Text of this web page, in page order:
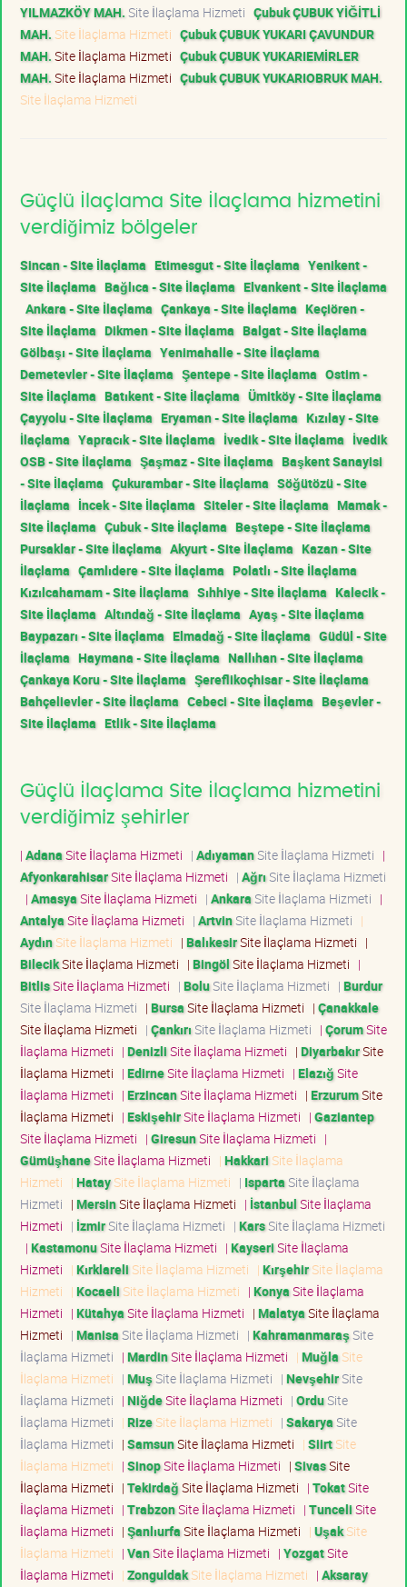
YILMAZKÖY MAH. Site İlaçlama Hizmeti Çubuk ÇUBUK YİĞİTLİ
MAH. Site İlaçlama Hizmeti Çubuk ÇUBUK YUKARI ÇAVUNDUR
MAH. Site İlaçlama Hizmeti Çubuk ÇUBUK YUKARIEMİRLER
MAH. Site İlaçlama Hizmeti Çubuk ÇUBUK YUKARIOBRUK MAH.
Site İlaçlama Hizmeti
Güçlü İlaçlama Site İlaçlama hizmetini
verdiğimiz bölgeler
Sincan - Site İlaçlama Etimesgut - Site İlaçlama Yenikent -
Site İlaçlama Bağlıca - Site İlaçlama Elvankent - Site İlaçlama
Ankara - Site İlaçlama Çankaya - Site İlaçlama Keçiören -
Site İlaçlama Dikmen - Site İlaçlama Balgat - Site İlaçlama
Gölbaşı - Site İlaçlama Yenimahalle - Site İlaçlama
Demetevler - Site İlaçlama Şentepe - Site İlaçlama Ostim -
Site İlaçlama Batıkent - Site İlaçlama Ümitköy - Site İlaçlama
Çayyolu - Site İlaçlama Eryaman - Site İlaçlama Kızılay - Site
İlaçlama Yapracık - Site İlaçlama İvedik - Site İlaçlama İvedik
OSB - Site İlaçlama Şaşmaz - Site İlaçlama Başkent Sanayisi
- Site İlaçlama Çukurambar - Site İlaçlama Söğütözü - Site
İlaçlama İncek - Site İlaçlama Siteler - Site İlaçlama Mamak -
Site İlaçlama Çubuk - Site İlaçlama Beştepe - Site İlaçlama
Pursaklar - Site İlaçlama Akyurt - Site İlaçlama Kazan - Site
İlaçlama Çamlıdere - Site İlaçlama Polatlı - Site İlaçlama
Kızılcahamam - Site İlaçlama Sıhhiye - Site İlaçlama Kalecik -
Site İlaçlama Altındağ - Site İlaçlama Ayaş - Site İlaçlama
Baypazarı - Site İlaçlama Elmadağ - Site İlaçlama Güdül - Site
İlaçlama Haymana - Site İlaçlama Nallıhan - Site İlaçlama
Çankaya Koru - Site İlaçlama Şereflikoçhisar - Site İlaçlama
Bahçelievler - Site İlaçlama Cebeci - Site İlaçlama Beşevler -
Site İlaçlama Etlik - Site İlaçlama
Güçlü İlaçlama Site İlaçlama hizmetini
verdiğimiz şehirler
| AdanaSite İlaçlama Hizmeti | AdıyamanSite İlaçlama Hizmeti |
AfyonkarahisarSite İlaçlama Hizmeti | AğrıSite İlaçlama Hizmeti
| AmasyaSite İlaçlama Hizmeti | AnkaraSite İlaçlama Hizmeti |
AntalyaSite İlaçlama Hizmeti | ArtvinSite İlaçlama Hizmeti |
AydınSite İlaçlama Hizmeti | BalıkesirSite İlaçlama Hizmeti |
BilecikSite İlaçlama Hizmeti | BingölSite İlaçlama Hizmeti |
BitlisSite İlaçlama Hizmeti | BoluSite İlaçlama Hizmeti | Burdur
Site İlaçlama Hizmeti | BursaSite İlaçlama Hizmeti | Çanakkale
Site İlaçlama Hizmeti | ÇankırıSite İlaçlama Hizmeti | ÇorumSite
İlaçlama Hizmeti | DenizliSite İlaçlama Hizmeti | DiyarbakırSite
İlaçlama Hizmeti | EdirneSite İlaçlama Hizmeti | ElazığSite
İlaçlama Hizmeti | ErzincanSite İlaçlama Hizmeti | ErzurumSite
İlaçlama Hizmeti | EskişehirSite İlaçlama Hizmeti | Gaziantep
Site İlaçlama Hizmeti | GiresunSite İlaçlama Hizmeti |
GümüşhaneSite İlaçlama Hizmeti | Hakkari Site İlaçlama
Hizmeti | HataySite İlaçlama Hizmeti | IspartaSite İlaçlama
Hizmeti | MersinSite İlaçlama Hizmeti | İstanbulSite İlaçlama
Hizmeti | İzmirSite İlaçlama Hizmeti | KarsSite İlaçlama Hizmeti
| KastamonuSite İlaçlama Hizmeti | KayseriSite İlaçlama
Hizmeti | Kırklareli Site İlaçlama Hizmeti | KırşehirSite İlaçlama
Hizmeti | Kocaeli Site İlaçlama Hizmeti | KonyaSite İlaçlama
Hizmeti | KütahyaSite İlaçlama Hizmeti | MalatyaSite İlaçlama
Hizmeti | ManisaSite İlaçlama Hizmeti | KahramanmaraşSite
İlaçlama Hizmeti | MardinSite İlaçlama Hizmeti | Muğla Site
İlaçlama Hizmeti | MuşSite İlaçlama Hizmeti | NevşehirSite
İlaçlama Hizmeti | NiğdeSite İlaçlama Hizmeti | OrduSite
İlaçlama Hizmeti | RizeSite İlaçlama Hizmeti | SakaryaSite
İlaçlama Hizmeti | SamsunSite İlaçlama Hizmeti | SiirtSite
İlaçlama Hizmeti | SinopSite İlaçlama Hizmeti | SivasSite
İlaçlama Hizmeti | TekirdağSite İlaçlama Hizmeti | TokatSite
İlaçlama Hizmeti | TrabzonSite İlaçlama Hizmeti | TunceliSite
İlaçlama Hizmeti | ŞanlıurfaSite İlaçlama Hizmeti | UşakSite
İlaçlama Hizmeti | VanSite İlaçlama Hizmeti | YozgatSite
İlaçlama Hizmeti | ZonguldakSite İlaçlama Hizmeti | Aksaray